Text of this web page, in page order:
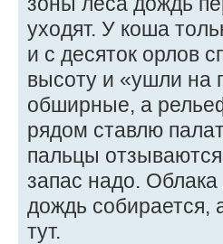
уходят. У коша
и с десяток орлов
высоту и «ушли на
обширные, а
рядом ставлю
пальцы
запас надо.
дождь собирается,
тут.